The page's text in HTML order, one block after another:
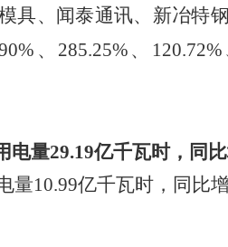
具、闻泰通讯、新冶特
、 285.25% 、 120.72%
电量29.19亿千瓦时， 同
量10.99亿千瓦时 ， 同比